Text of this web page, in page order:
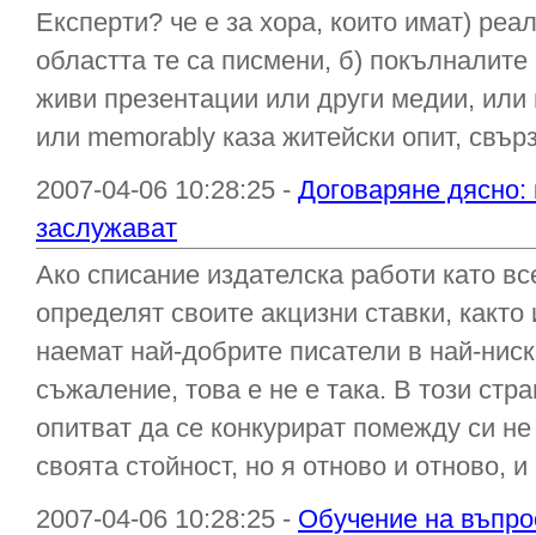
Експерти? че е за хора, които имат)
областта те са писмени, б)
живи презентации или други медии,
или memorably каза житейски опит,
2007-04-06 10:28:25 - Договаряне дясно:
заслужават
Ако списание издателска работи като
определят своите акцизни ставки,
наемат най-добрите писатели в най-
съжаление, това е не е така. В този
опитват да се конкурират помежду си
своята стойност, но я отново и отново, и
2007-04-06 10:28:25 - Обучение на